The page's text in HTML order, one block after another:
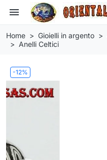
menu
Home Gioielli in argento
Anelli Celtici
-12%